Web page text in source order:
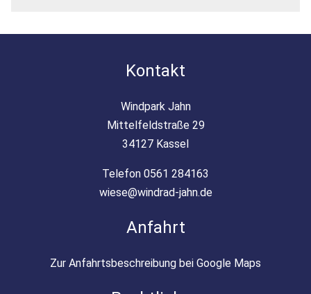
Kontakt
Windpark Jahn
Mittelfeldstraße 29
34127 Kassel
Telefon 0561 284163
wiese@windrad-jahn.de
Anfahrt
Zur Anfahrtsbeschreibung bei Google Maps